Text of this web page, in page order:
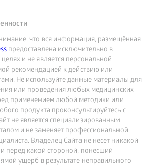
что вся информация, размещённая
предоставлена исключительно в
и не является персональной
рекомендацией к действию или
Не используйте данные материалы для
или проведения любых медицинских
применением любой методики или
продукта проконсультируйтесь с
не является специализированным
и не заменяет профессиональной
Владелец Сайта не несет никакой
перед какой стороной, понесший
ущерб в результате неправильного